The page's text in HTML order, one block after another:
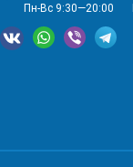
Пн-Вс 9:30—20:00